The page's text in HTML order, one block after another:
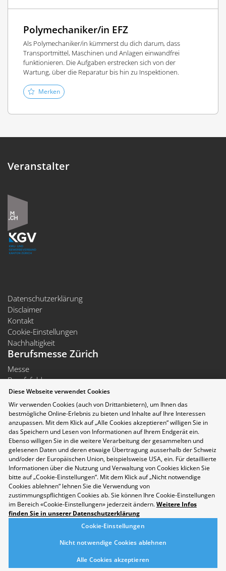
Polymechaniker/in EFZ
Als Polymechaniker/in kümmerst du dich darum, dass
Transportmittel, Maschinen und Anlagen einwandfrei
funktionieren. Die Aufgaben erstrecken sich von der
Wartung, über die Reparatur bis hin zu Inspektionen.
Merken
Veranstalter
Datenschutzerklärung
Disclaimer
Kontakt
Cookie-Einstellungen
Nachhaltigkeit
Berufsmesse Zürich
Messe
Berufsfelder
Aussteller
Newsletter
Medienmitteilungen
Für Aussteller
Auf- und Abbauzeiten
Die Räumlichkeiten der Messe Zürich sind rollstuhlgängig.
Folgen Sie uns auf Social Media
Diese Webseite verwendet Cookies
Wir verwenden Cookies (auch von Drittanbietern), um Ihnen das
bestmögliche Online-Erlebnis zu bieten und Inhalte auf Ihre Interessen
anzupassen. Mit dem Klick auf „Alle Cookies akzeptieren“ willigen Sie in
das Speichern und Lesen von Informationen auf Ihrem Endgerät ein.
Ebenso willigen Sie in die weitere Verarbeitung der gesammelten und
gelesenen Daten und deren etwaige Übertragung ausserhalb der Schweiz
und/oder der Europäischen Union, beispielsweise USA, ein. Für detaillierte
Informationen über die Nutzung und Verwaltung von Cookies klicken Sie
bitte auf „Cookie-Einstellungen“. Mit dem Klick auf „Nicht notwendige
Cookies ablehnen“ lehnen Sie die Verwendung von
zustimmungspflichtigen Cookies ab. Sie können Ihre Cookie-Einstellungen
im Bereich «Cookie-Einstellungen» jederzeit ändern.Weitere Infos
finden Sie in unserer Datenschutzerklärung
Cookie-Einstellungen
Nicht notwendige Cookies ablehnen
Alle Cookies akzeptieren